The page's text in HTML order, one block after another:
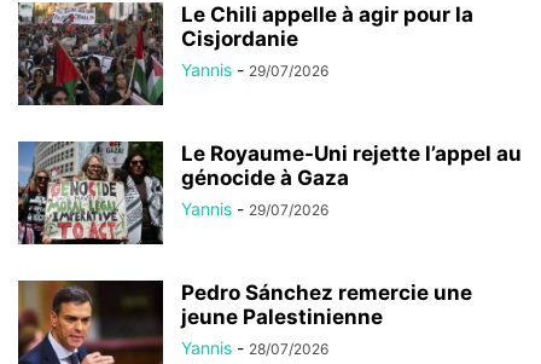
Le Chili appelle à agir pour la
Cisjordanie
Yannis - 29/07/2026
Le Royaume-Uni rejette l’appel au
génocide à Gaza
Yannis - 29/07/2026
Pedro Sánchez remercie une
jeune Palestinienne
Yannis - 28/07/2026